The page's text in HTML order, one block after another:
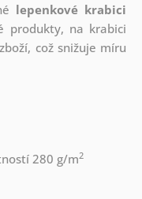
lepenkové krabici
produkty, na krabici
což snižuje míru
280 g/m2